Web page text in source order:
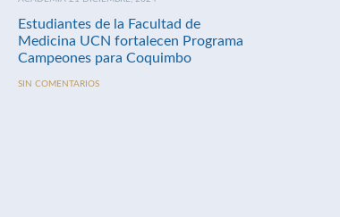
Estudiantes de la Facultad de
Medicina UCN fortalecen Programa
Campeones para Coquimbo
SIN COMENTARIOS